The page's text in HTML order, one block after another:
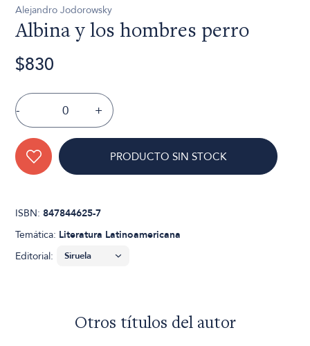
Alejandro Jodorowsky
Albina y los hombres perro
$830
- +
PRODUCTO SIN STOCK
ISBN:847844625-7
Temática: Literatura Latinoamericana
Editorial:
Otros títulos del autor